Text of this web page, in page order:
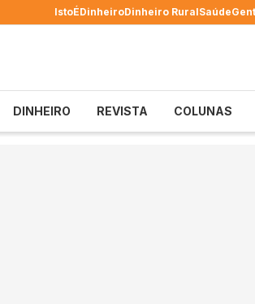
IstoÉDinheiroDinheiro RuralSaúde
DINHEIRO REVISTA COLUNAS